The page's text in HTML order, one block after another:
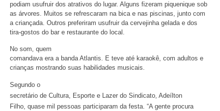
podiam usufruir dos atrativos do lugar. Alguns fizeram piquenique sob
as árvores. Muitos se refrescaram na bica e nas piscinas, junto com
a criançada. Outros preferiram usufruir da cervejinha gelada e dos
tira-gostos do bar e restaurante do local.
No som, quem
comandava era a banda Atlantis. E teve até karaokê, com adultos e
crianças mostrando suas habilidades musicais.
Segundo o
secretário de Cultura, Esporte e Lazer do Sindicato, Adeílton
Filho, quase mil pessoas participaram da festa. “A gente procura